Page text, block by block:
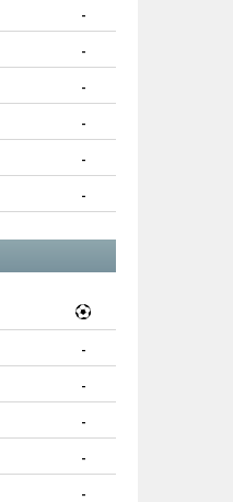
-
-
-
-
-
-
-
-
-
-
-